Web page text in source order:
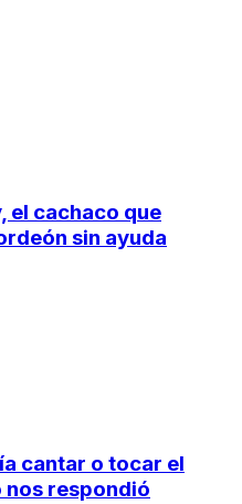
el cachaco que
sin ayuda
cantar o tocar el
nos respondió